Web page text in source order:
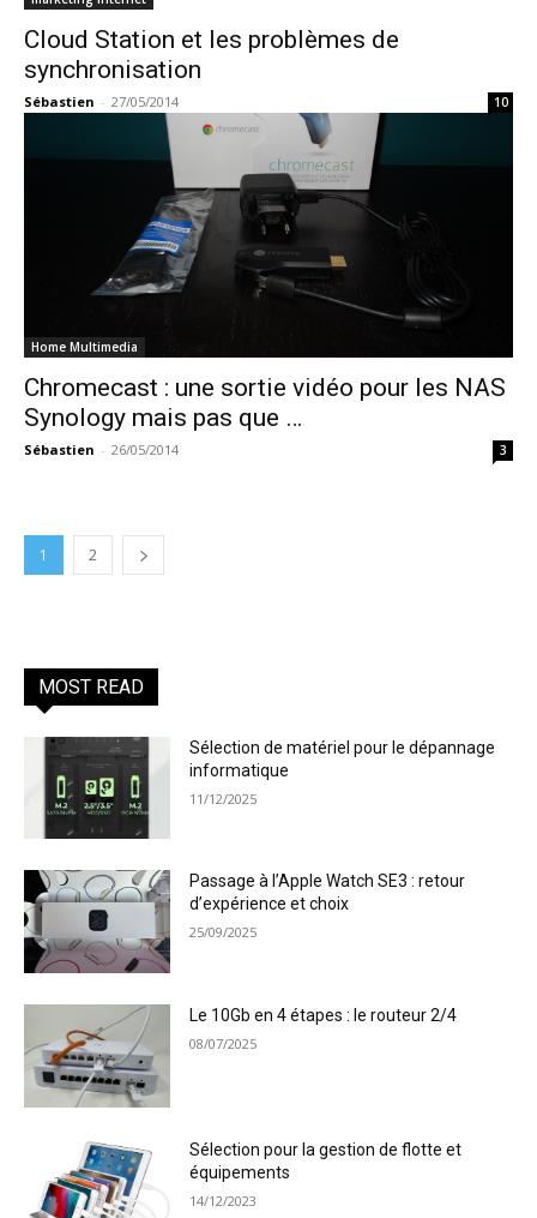
Cloud Station et les problèmes de
synchronisation
Sébastien - 27/05/2014 10
Home Multimedia
Chromecast : une sortie vidéo pour les NAS
Synology mais pas que …
Sébastien - 26/05/2014 3
1 2
MOST READ
Sélection de matériel pour le dépannage
informatique
11/12/2025
Passage à l’Apple Watch SE3 : retour
d’expérience et choix
25/09/2025
Le 10Gb en 4 étapes : le routeur 2/4
08/07/2025
Sélection pour la gestion de flotte et
équipements
14/12/2023